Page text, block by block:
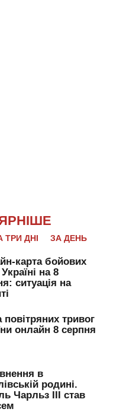
ТРИ ДНІ ЗА ДЕНЬ
карта бойових
на 8
ситуація на
повітряних тривог
онлайн 8 серпня
в
родині.
Чарльз III став